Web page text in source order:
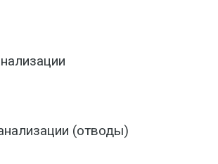
(отводы)